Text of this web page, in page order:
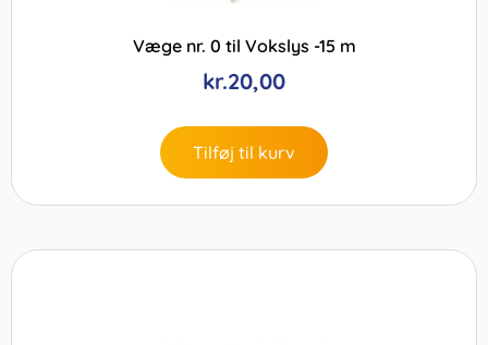
Væge nr. 0 til Vokslys -15 m
kr.20,00
Tilføj til kurv